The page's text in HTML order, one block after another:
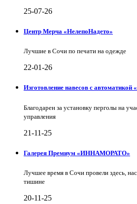
25-07-26
Центр Мерча «НелепоНадето»
Лучшие в Сочи по печати на одежде
22-01-26
Изготовление навесов с автоматикой
Благодарен за установку перголы на
управления
21-11-25
Галерея Премиум «ИННАМОРАТО»
Лучшее время в Сочи провели здесь,
тишине
20-11-25